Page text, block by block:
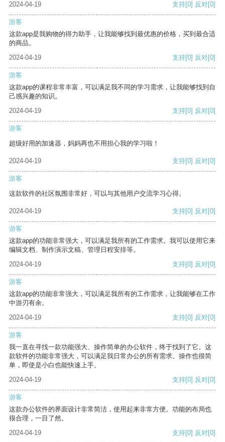
2024-04-19 支持[0] 反对[0]
游客
这款app是我购物的得力助手，让我能够找到最优惠的价格，买到最合适
的商品。
2024-04-19
支持[0] 反对[0]
游客
这款app的课程非常丰富，可以满足我不同的学习需求，让我能够找到自
己感兴趣的知识。
2024-04-19
支持[0] 反对[0]
游客
超级好用的加速器，妈妈再也不用担心我的学习啦！
2024-04-19 支持[0] 反对[0]
游客
这款软件的社区氛围非常好，可以与其他用户交流学习心得。
2024-04-19 支持[0] 反对[0]
游客
这款app的功能非常强大，可以满足我所有的工作需求。我可以使用它来
编辑文档、制作演示文稿、管理日程安排等。
2024-04-19
支持[0] 反对[0]
游客
这款app的功能非常强大，可以满足我所有的工作需求，让我能够在工作
中游刃有余。
2024-04-19
支持[0] 反对[0]
游客
我一直在寻找一款功能强大、操作简单的办公软件，终于找到了它。这
款软件的功能非常强大，可以满足我日常办公的所有需求。操作也很简
单，即使是小白也能快速上手。
2024-04-19
支持[0] 反对[0]
游客
这款办公软件的界面设计非常简洁，使用起来非常方便。功能的布局也
很合理，一目了然。
2024-04-19
支持[0] 反对[0]